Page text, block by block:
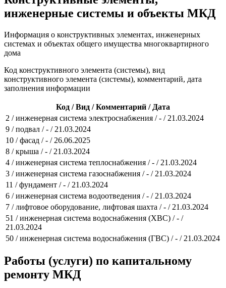
инженерные системы и объекты МКД
Информация о конструктивных элементах, инженерных
системах и объектах общего имущества многоквартирного
дома
Код конструктивного элемента (системы), вид
конструктивного элемента (системы), комментарий, дата
заполнения информации
Код / Вид / Комментарий / Дата
2 / инженерная система электроснабжения / - / 21.03.2024
9 / подвал / - / 21.03.2024
10 / фасад / - / 26.06.2025
8 / крыша / - / 21.03.2024
4 / инженерная система теплоснабжения / - / 21.03.2024
3 / инженерная система газоснабжения / - / 21.03.2024
11 / фундамент / - / 21.03.2024
6 / инженерная система водоотведения / - / 21.03.2024
7 / лифтовое оборудование, лифтовая шахта / - / 21.03.2024
51 / инженерная система водоснабжения (ХВС) / - /
21.03.2024
50 / инженерная система водоснабжения (ГВС) / - / 21.03.2024
Работы (услуги) по капитальному
ремонту МКД